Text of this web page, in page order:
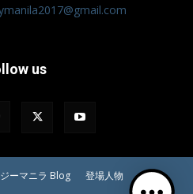
us
ーマニラ Blog 登場人物